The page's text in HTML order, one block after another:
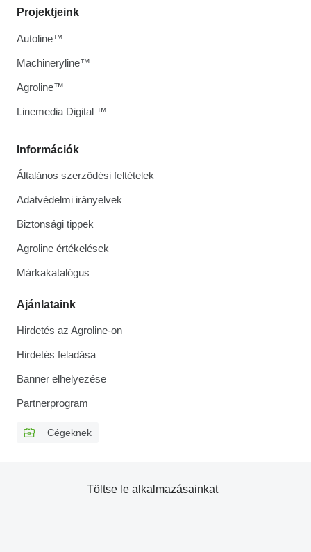
Információk
Általános szerződési feltételek
Adatvédelmi irányelvek
Biztonsági tippek
Agroline értékelések
Márkakatalógus
Ajánlataink
Hirdetés az Agroline-on
Hirdetés feladása
Banner elhelyezése
Partnerprogram
Cégeknek
Projektjeink
Autoline™
Machineryline™
Agroline™
Linemedia Digital ™
Töltse le alkalmazásainkat